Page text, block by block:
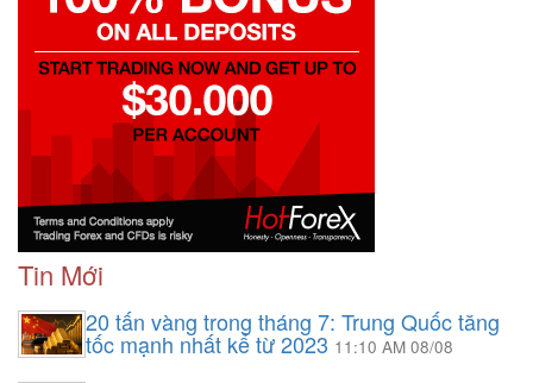
Tin Mới
20 tấn vàng trong tháng 7: Trung Quốc tăng
tốc mạnh nhất kể từ 2023 11:10 AM 08/08